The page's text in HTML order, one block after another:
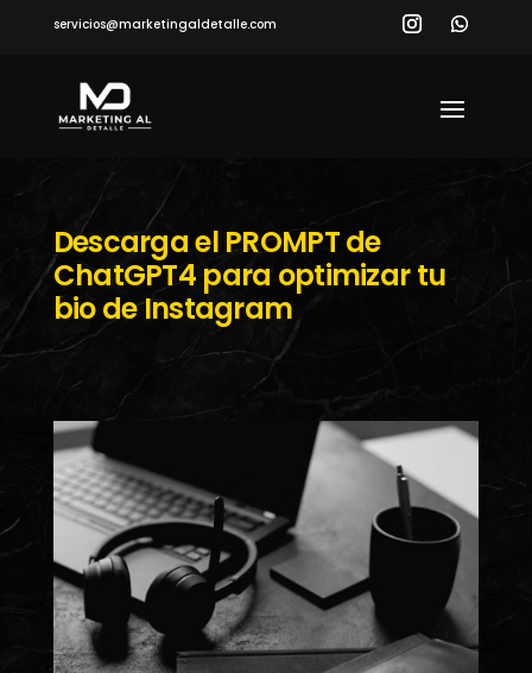
servicios@marketingaldetalle.com
Descarga el PROMPT de
ChatGPT4 para optimizar tu
bio de Instagram